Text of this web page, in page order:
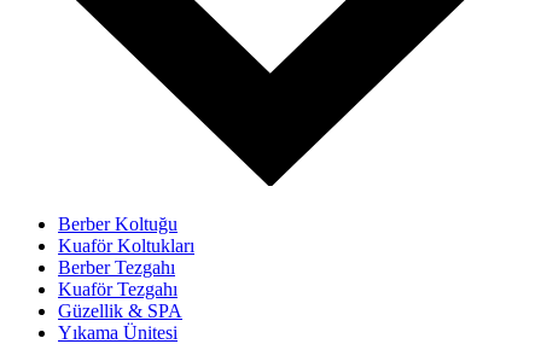
Berber Koltuğu
Kuaför Koltukları
Berber Tezgahı
Kuaför Tezgahı
Güzellik & SPA
Yıkama Ünitesi